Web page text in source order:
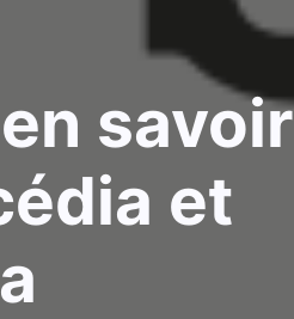
savoir
et